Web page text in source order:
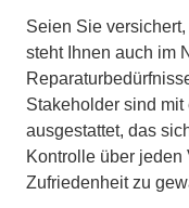
Seien Sie
steht Ihnen auch im
Stakeholder sind
ausgestattet, das
Kontrolle über jeden
Zufriedenheit zu